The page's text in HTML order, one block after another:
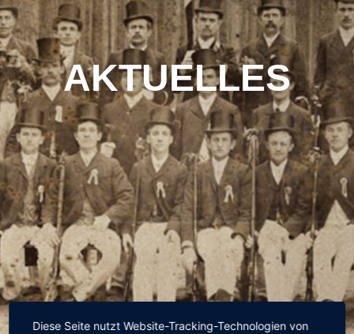
AKTUELLES
Diese Seite nutzt Website-Tracking-Technologien von